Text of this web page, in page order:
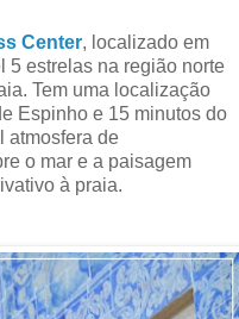
Center, localizado em
5 estrelas na região norte
Tem uma localização
Espinho e 15 minutos do
atmosfera de
o mar e a paisagem
à praia.